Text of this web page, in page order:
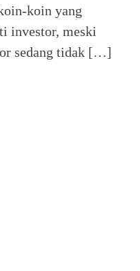
koin yang
investor, meski
sedang tidak […]